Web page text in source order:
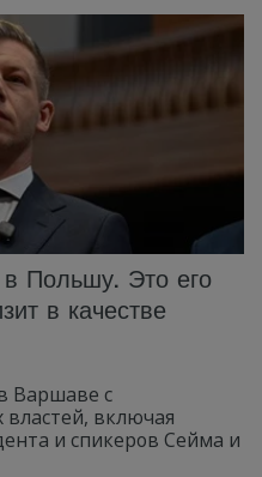
Польшу. Это его
в качестве
Варшаве с
властей, включая
и спикеров Сейма и